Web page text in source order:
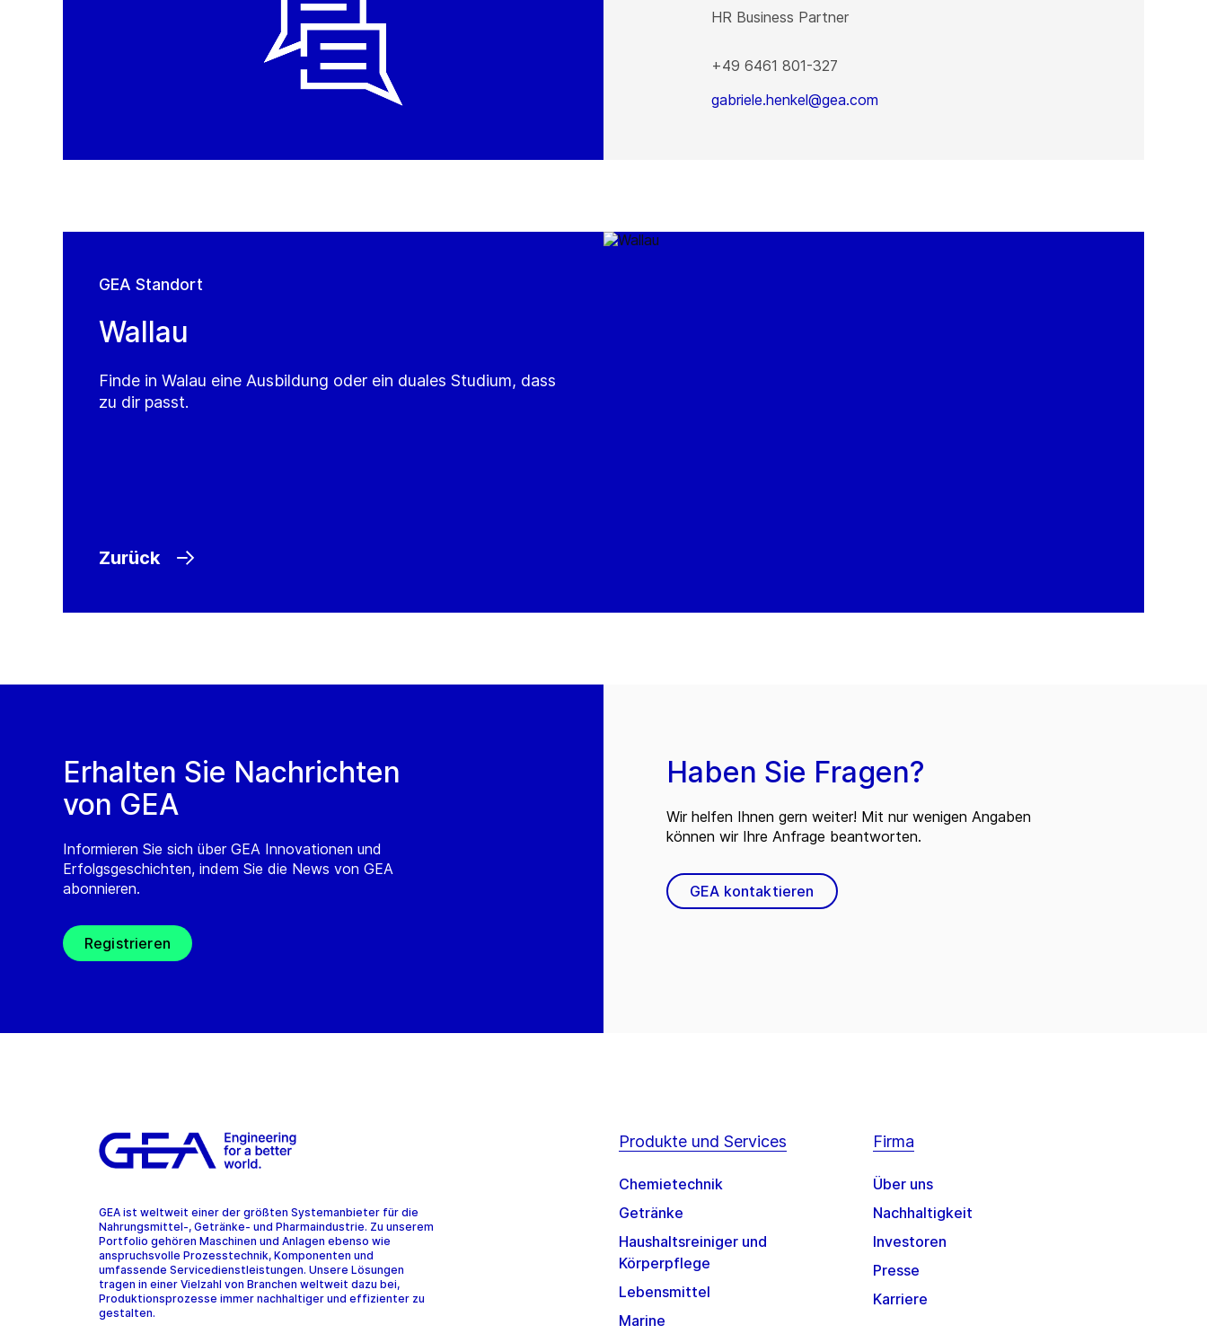
HR Business Partner
+49 6461 801-327
gabriele.henkel@gea.com
GEA Standort
Wallau
Finde in Walau eine Ausbildung oder ein duales Studium, dass
zu dir passt.
Zurück
Erhalten Sie Nachrichten
von GEA
Informieren Sie sich über GEA Innovationen und
Erfolgsgeschichten, indem Sie die News von GEA
abonnieren.
Registrieren
Haben Sie Fragen?
Wir helfen Ihnen gern weiter! Mit nur wenigen Angaben
können wir Ihre Anfrage beantworten.
GEA kontaktieren
GEA ist weltweit einer der größten Systemanbieter für die
Nahrungsmittel-, Getränke- und Pharmaindustrie. Zu unserem
Portfolio gehören Maschinen und Anlagen ebenso wie
anspruchsvolle Prozesstechnik, Komponenten und
umfassende Servicedienstleistungen. Unsere Lösungen
tragen in einer Vielzahl von Branchen weltweit dazu bei,
Produktionsprozesse immer nachhaltiger und effizienter zu
gestalten.
Produkte und Services
Chemietechnik
Getränke
Haushaltsreiniger und
Körperpflege
Lebensmittel
Marine
Firma
Über uns
Nachhaltigkeit
Investoren
Presse
Karriere